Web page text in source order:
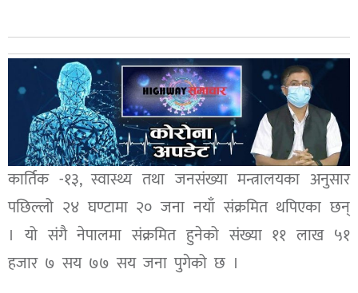
कार्तिक -१३, स्वास्थ्य तथा जनसंख्या मन्त्रालयका अनुसार
पछिल्लो २४ घण्टामा २० जना नयाँ संक्रमित थपिएका छन्
। यो संगै नेपालमा संक्रमित हुनेको संख्या ११ लाख ५१
हजार ७ सय ७७ सय जना पुगेको छ ।